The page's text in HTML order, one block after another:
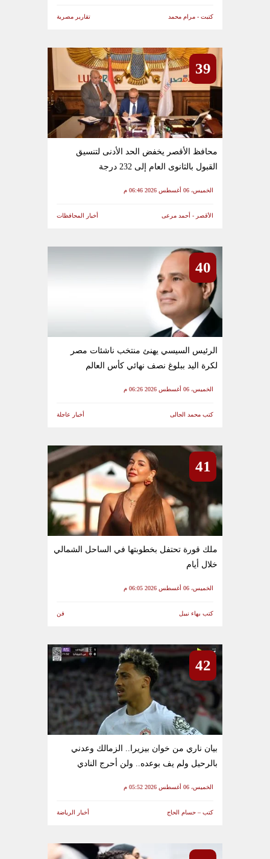
كتبت - مرام محمد تقارير مصرية
39
محافظ الأقصر يخفض الحد الأدنى لتنسيق
القبول بالثانوى العام إلى 232 درجة
الخميس، 06 أغسطس 2026 06:46 م
الأقصر - أحمد مرعى أخبار المحافظات
40
الرئيس السيسي يهنئ منتخب ناشئات مصر
لكرة اليد ببلوغ نصف نهائي كأس العالم
الخميس، 06 أغسطس 2026 06:26 م
كتب محمد الجالى أخبار عاجلة
41
ملك قورة تحتفل بخطوبتها في الساحل الشمالي
خلال أيام
الخميس، 06 أغسطس 2026 06:05 م
كتب بهاء نبيل فن
42
بيان ناري من خوان بيزيرا.. الزمالك وعدني
بالرحيل ولم يف بوعده.. ولن أحرج النادي
الخميس، 06 أغسطس 2026 05:52 م
كتب – حسام الحاج أخبار الرياضة